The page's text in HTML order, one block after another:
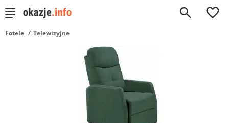
0
Fotele Telewizyjne